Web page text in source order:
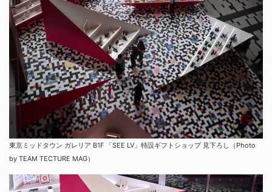
東京ミッドタウン ガレリア B1F 「SEE LV」特設ギフトショップ 見下ろし（Photo
by TEAM TECTURE MAG）